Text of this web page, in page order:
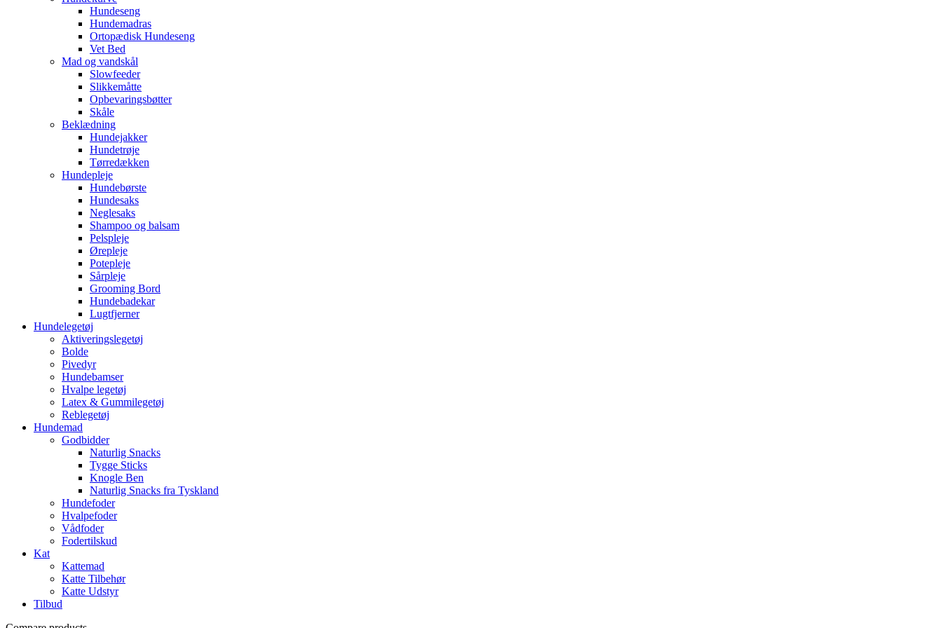
Hundeseng
Hundemadras
Ortopædisk Hundeseng
Vet Bed
Mad og vandskål
Slowfeeder
Slikkemåtte
Opbevaringsbøtter
Skåle
Beklædning
Hundejakker
Hundetrøje
Tørredækken
Hundepleje
Hundebørste
Hundesaks
Neglesaks
Shampoo og balsam
Pelspleje
Ørepleje
Potepleje
Sårpleje
Grooming Bord
Hundebadekar
Lugtfjerner
Hundelegetøj
Aktiveringslegetøj
Bolde
Pivedyr
Hundebamser
Hvalpe legetøj
Latex & Gummilegetøj
Reblegetøj
Hundemad
Godbidder
Naturlig Snacks
Tygge Sticks
Knogle Ben
Naturlig Snacks fra Tyskland
Hundefoder
Hvalpefoder
Vådfoder
Fodertilskud
Kat
Kattemad
Katte Tilbehør
Katte Udstyr
Tilbud